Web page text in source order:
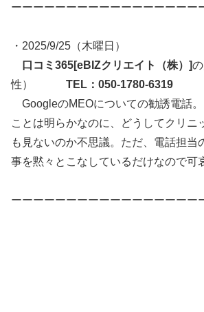
ーーーーーーーーーーーーーーーーー
・2025/9/25（木曜日）
口コミ365[eBIZクリエイト（株）]
性） TEL：050-1780-6319
GoogleのMEOについての勧誘電話
ことは明らかなのに、どうしてクリニ
も見ないのか不思議。ただ、電話担当
事を黙々とこなしているだけなので可
ーーーーーーーーーーーーーーーーー